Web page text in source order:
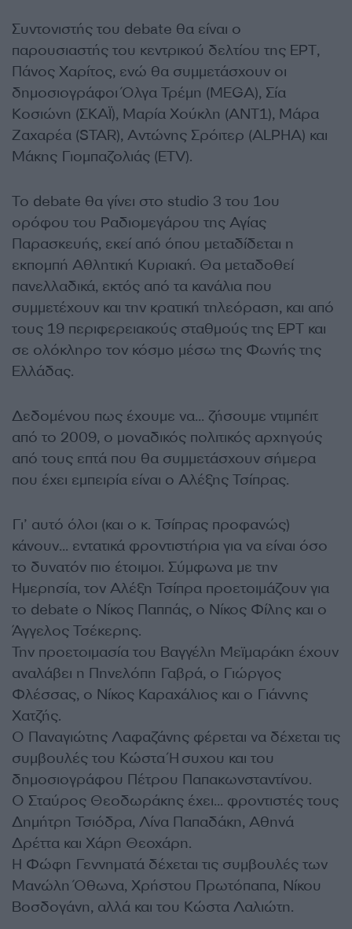
Συντονιστής του debate θα είναι ο
παρουσιαστής του κεντρικού δελτίου της ΕΡΤ,
Πάνος Χαρίτος, ενώ θα συμμετάσχουν οι
δημοσιογράφοι Όλγα Τρέμη (MEGA), Σία
Κοσιώνη (ΣΚΑΪ), Μαρία Χούκλη (ΑΝΤ1), Μάρα
Ζαχαρέα (STAR), Αντώνης Σρόιτερ (ALPHA) και
Μάκης Γιομπαζολιάς (ΕTV).
Το debate θα γίνει στο studio 3 του 1ου
ορόφου του Ραδιομεγάρου της Αγίας
Παρασκευής, εκεί από όπου μεταδίδεται η
εκπομπή Αθλητική Κυριακή. Θα μεταδοθεί
πανελλαδικά, εκτός από τα κανάλια που
συμμετέχουν και την κρατική τηλεόραση, και από
τους 19 περιφερειακούς σταθμούς της ΕΡΤ και
σε ολόκληρο τον κόσμο μέσω της Φωνής της
Ελλάδας.
Δεδομένου πως έχουμε να… ζήσουμε ντιμπέιτ
από το 2009, ο μοναδικός πολιτικός αρχηγούς
από τους επτά που θα συμμετάσχουν σήμερα
που έχει εμπειρία είναι ο Αλέξης Τσίπρας.
Γι’ αυτό όλοι (και ο κ. Τσίπρας προφανώς)
κάνουν… εντατικά φροντιστήρια για να είναι όσο
το δυνατόν πιο έτοιμοι. Σύμφωνα με την
Ημερησία, τον Αλέξη Τσίπρα προετοιμάζουν για
το debate ο Νίκος Παππάς, ο Νίκος Φίλης και ο
Άγγελος Τσέκερης.
Την προετοιμασία του Βαγγέλη Μεϊμαράκη έχουν
αναλάβει η Πηνελόπη Γαβρά, ο Γιώργος
Φλέσσας, ο Νίκος Καραχάλιος και ο Γιάννης
Χατζής.
Ο Παναγιώτης Λαφαζάνης φέρεται να δέχεται τις
συμβουλές του Κώστα Ήσυχου και του
δημοσιογράφου Πέτρου Παπακωνσταντίνου.
Ο Σταύρος Θεοδωράκης έχει… φροντιστές τους
Δημήτρη Τσιόδρα, Λίνα Παπαδάκη, Αθηνά
Δρέττα και Χάρη Θεοχάρη.
Η Φώφη Γεννηματά δέχεται τις συμβουλές των
Μανώλη Όθωνα, Χρήστου Πρωτόπαπα, Νίκου
Βοσδογάνη, αλλά και του Κώστα Λαλιώτη.